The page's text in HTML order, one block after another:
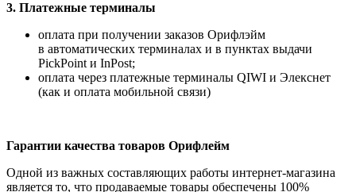
3. Платежные терминалы
оплата при получении заказов Орифлэйм
в автоматических терминалах и в пунктах выдачи
PickPoint и InPost;
оплата через платежные терминалы QIWI и Элекснет
(как и оплата мобильной связи)
Гарантии качества товаров Орифлейм
Одной из важных составляющих работы интернет-магазина
является то, что продаваемые товары обеспечены 100%